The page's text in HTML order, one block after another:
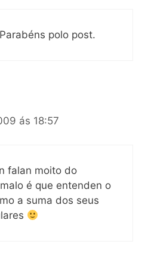
polo post.
ás 18:57
falan moito do
é que entenden o
a suma dos seus